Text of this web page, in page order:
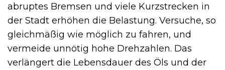
abruptes Bremsen und viele Kurzstrecken in
der Stadt erhöhen die Belastung. Versuche, so
gleichmäßig wie möglich zu fahren, und
vermeide unnötig hohe Drehzahlen. Das
verlängert die Lebensdauer des Öls und der